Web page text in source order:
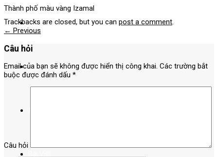
Tour Nội Địa
Tours nổi bật
Thành phố màu vàng Izamal
Trackbacks are closed, but you can post a comment.
← Previous
Câu hỏi
Email của bạn sẽ không được hiển thị công khai. Các trường bắt
buộc được đánh dấu *
Câu hỏi